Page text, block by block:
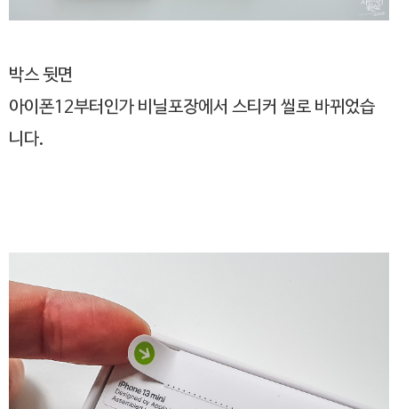
박스 뒷면
아이폰12부터인가 비닐포장에서 스티커 씰로 바뀌었습
니다.